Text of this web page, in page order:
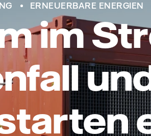
ERNEUERBARE ENERGIEN
im